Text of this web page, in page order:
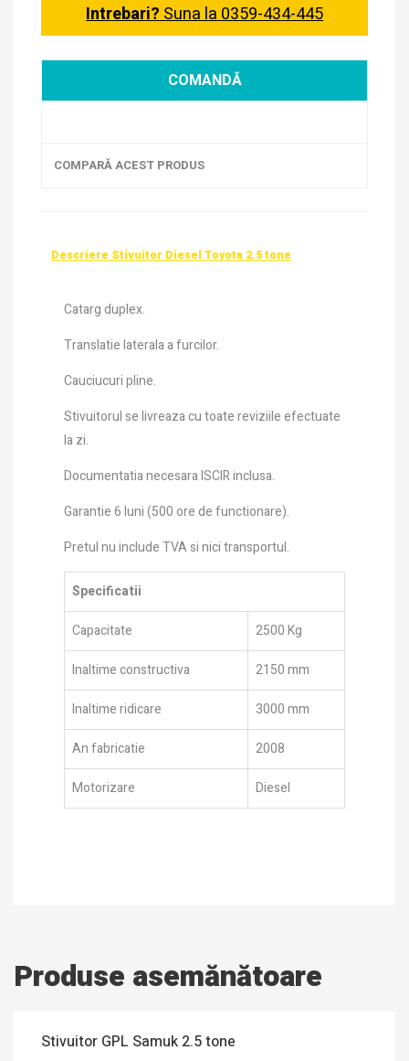
Intrebari?Suna la 0359-434-445
COMANDĂ
COMPARĂ ACEST PRODUS
Descriere Stivuitor Diesel Toyota 2.5 tone
Catarg duplex.
Translatie laterala a furcilor.
Cauciucuri pline.
Stivuitorul se livreaza cu toate reviziile efectuate
la zi.
Documentatia necesara ISCIR inclusa.
Garantie 6 luni (500 ore de functionare).
Pretul nu include TVA si nici transportul.
Specificatii
Capacitate 2500 Kg
Inaltime constructiva 2150 mm
Inaltime ridicare 3000 mm
An fabricatie 2008
Motorizare Diesel
Produse asemănătoare
Stivuitor GPL Samuk 2.5 tone